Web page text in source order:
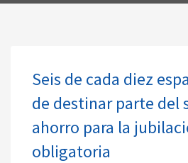
Seis de cada diez
de destinar parte del
ahorro para la
obligatoria